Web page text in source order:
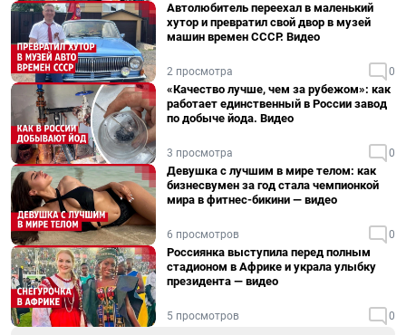
Автолюбитель переехал в маленький
хутор и превратил свой двор в музей
машин времен СССР. Видео
2 просмотра 0
«Качество лучше, чем за рубежом»: как
работает единственный в России завод
по добыче йода. Видео
3 просмотра 0
Девушка с лучшим в мире телом: как
бизнесвумен за год стала чемпионкой
мира в фитнес-бикини — видео
6 просмотров 0
Россиянка выступила перед полным
стадионом в Африке и украла улыбку
президента — видео
5 просмотров 0